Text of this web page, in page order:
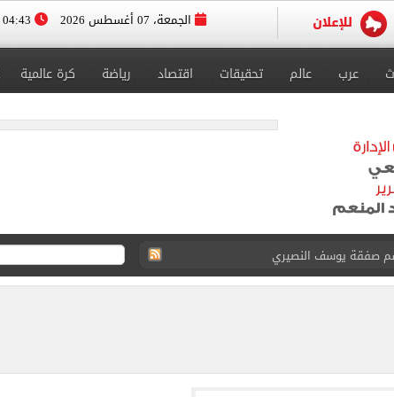
الجمعة، 07 أغسطس 2026
عرب عالم تحقيقات اقتصاد رياضة كرة عالمية
للثانوية العامة؟.. التعليم توضح
تعديل التوقيتات فى رمضان